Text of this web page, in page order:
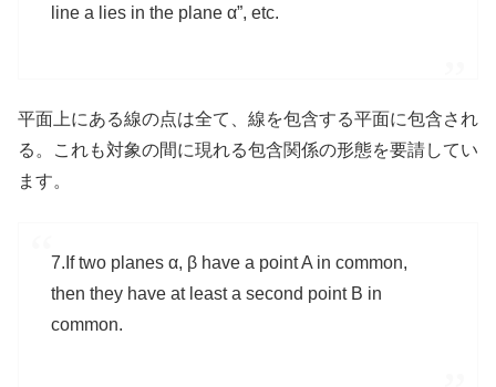
line a lies in the plane α”, etc.
平面上にある線の点は全て、線を包含する平面に包含され
る。これも対象の間に現れる包含関係の形態を要請してい
ます。
7.If two planes α, β have a point A in common,
then they have at least a second point B in
common.